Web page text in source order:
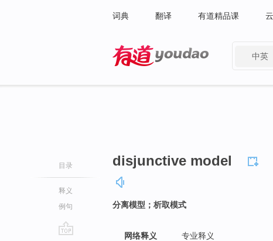
词典 翻译 有道精品课
中英
目录
释义
例句
disjunctive model
分离模型；析取模式
网络释义 专业释义